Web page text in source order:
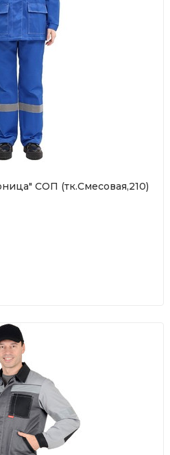
СОП (тк.Смесовая,210)